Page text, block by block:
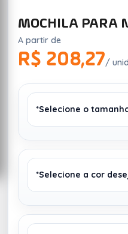
MOCHILA PARA
A partir de
R$ 208,27/
*Selecione o
*Selecione a cor